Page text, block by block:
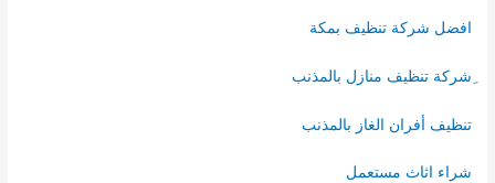
افضل شركة تنظيف بمكة
ِشركة تنظيف منازل بالمذنب
تنظيف أفران الغاز بالمذنب
شراء اثاث مستعمل